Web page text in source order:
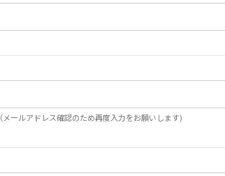
（メールアドレス確認のため再度入力をお願いします)